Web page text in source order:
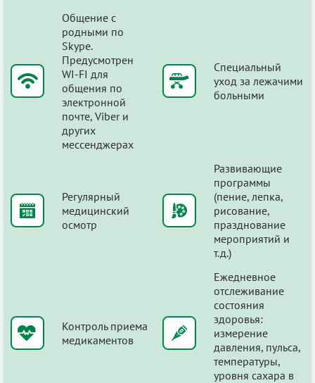
Общение с
родными по
Skype.
Предусмотрен
WI-FI для
общения по
электронной
почте, Viber и
других
мессенджерах
Специальный
уход за лежачими
больными
Регулярный
медицинский
осмотр
Развивающие
программы
(пение, лепка,
рисование,
празднование
мероприятий и
т.д.)
Контроль приема
медикаментов
Ежедневное
отслеживание
состояния
здоровья:
измерение
давления, пульса,
температуры,
уровня сахара в